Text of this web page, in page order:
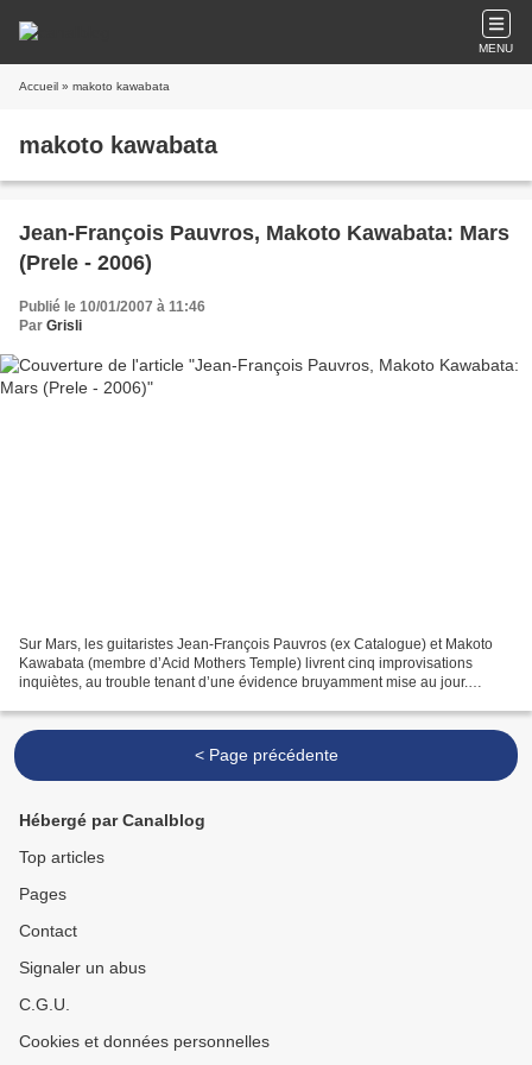
MENU
Accueil » makoto kawabata
makoto kawabata
Jean-François Pauvros, Makoto Kawabata: Mars
(Prele - 2006)
Publié le 10/01/2007 à 11:46
Par Grisli
Sur Mars, les guitaristes Jean-François Pauvros (ex Catalogue) et Makoto
Kawabata (membre d’Acid Mothers Temple) livrent cinq improvisations
inquiètes, au trouble tenant d’une évidence bruyamment mise au jour.
< Page précédente
Hébergé par Canalblog
Top articles
Pages
Contact
Signaler un abus
C.G.U.
Cookies et données personnelles